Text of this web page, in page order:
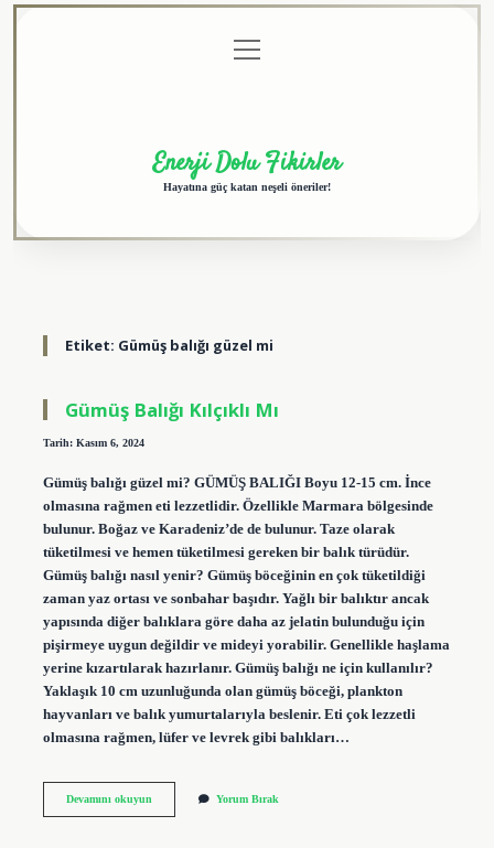
menüyü
aç
Enerji Dolu Fikirler
Hayatına güç katan neşeli öneriler!
Etiket: Gümüş balığı güzel mi
Gümüş Balığı Kılçıklı Mı
Tarih: Kasım 6, 2024
Gümüş balığı güzel mi? GÜMÜŞ BALIĞI Boyu 12-15 cm. İnce
olmasına rağmen eti lezzetlidir. Özellikle Marmara bölgesinde
bulunur. Boğaz ve Karadeniz’de de bulunur. Taze olarak
tüketilmesi ve hemen tüketilmesi gereken bir balık türüdür.
Gümüş balığı nasıl yenir? Gümüş böceğinin en çok tüketildiği
zaman yaz ortası ve sonbahar başıdır. Yağlı bir balıktır ancak
yapısında diğer balıklara göre daha az jelatin bulunduğu için
pişirmeye uygun değildir ve mideyi yorabilir. Genellikle haşlama
yerine kızartılarak hazırlanır. Gümüş balığı ne için kullanılır?
Yaklaşık 10 cm uzunluğunda olan gümüş böceği, plankton
hayvanları ve balık yumurtalarıyla beslenir. Eti çok lezzetli
olmasına rağmen, lüfer ve levrek gibi balıkları…
Devamını okuyunGümüş
Yorum Bırak